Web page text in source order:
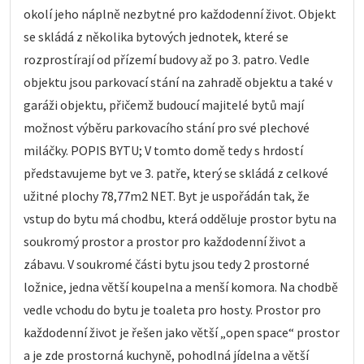
okolí jeho náplně nezbytné pro každodenní život. Objekt
se skládá z několika bytových jednotek, které se
rozprostírají od přízemí budovy až po 3. patro. Vedle
objektu jsou parkovací stání na zahradě objektu a také v
garáži objektu, přičemž budoucí majitelé bytů mají
možnost výběru parkovacího stání pro své plechové
miláčky. POPIS BYTU; V tomto domě tedy s hrdostí
představujeme byt ve 3. patře, který se skládá z celkové
užitné plochy 78,77m2 NET. Byt je uspořádán tak, že
vstup do bytu má chodbu, která odděluje prostor bytu na
soukromý prostor a prostor pro každodenní život a
zábavu. V soukromé části bytu jsou tedy 2 prostorné
ložnice, jedna větší koupelna a menší komora. Na chodbě
vedle vchodu do bytu je toaleta pro hosty. Prostor pro
každodenní život je řešen jako větší „open space“ prostor
a je zde prostorná kuchyně, pohodlná jídelna a větší